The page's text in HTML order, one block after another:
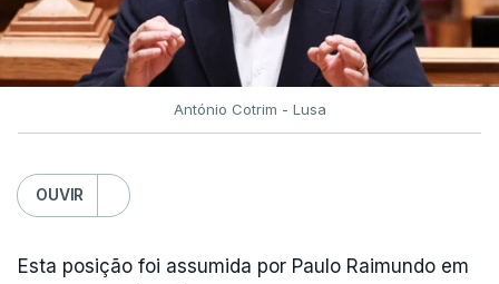
António Cotrim - Lusa
OUVIR
Esta posição foi assumida por Paulo Raimundo em